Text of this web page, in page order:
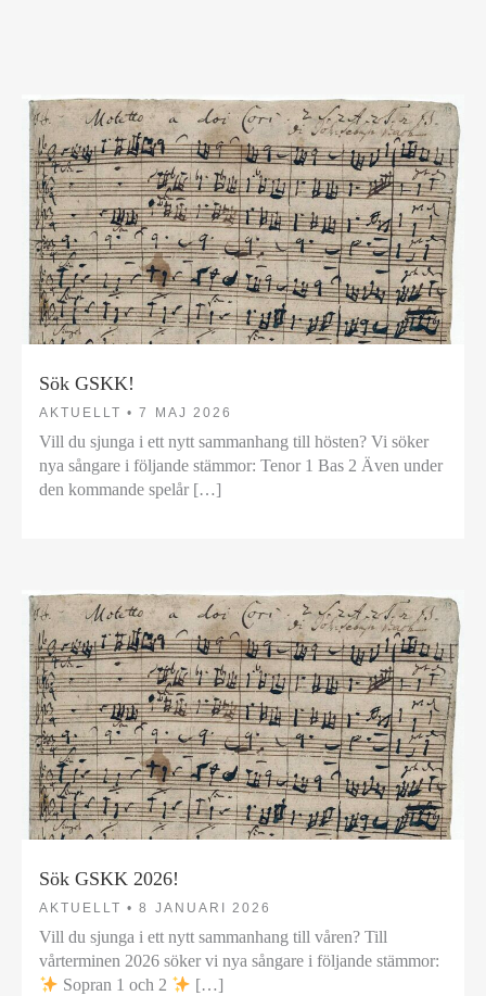
Sök GSKK!
AKTUELLT • 7 MAJ 2026
Vill du sjunga i ett nytt sammanhang till hösten? Vi söker
nya sångare i följande stämmor: Tenor 1 Bas 2 Även under
den kommande spelår […]
Sök GSKK 2026!
AKTUELLT • 8 JANUARI 2026
Vill du sjunga i ett nytt sammanhang till våren? Till
vårterminen 2026 söker vi nya sångare i följande stämmor:
Sopran 1 och 2
[…]